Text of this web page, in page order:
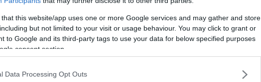
that this website/app uses one or more Google services and may gather and store
but not limited to your visit or usage behaviour. You may click to grant or
to Google and its third-party tags to use your data for below specified purposes
consent section.
Data Processing Opt Outs
STEPHENS JESSICA-ROSE "JESSY JESS" CLARK KAMARU USMAN MMA
MMANYTT